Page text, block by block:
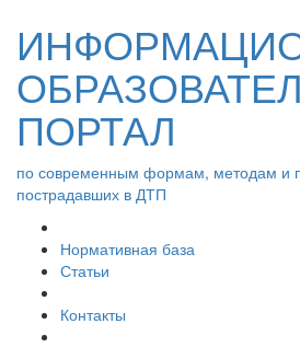
ПОРТАЛ
по современным формам, методам и
пострадавших в ДТП
Нормативная база
Статьи
Контакты